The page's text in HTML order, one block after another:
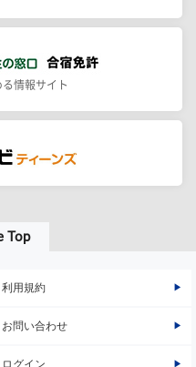
情報サイト
Top
利用規約
お問い合わせ